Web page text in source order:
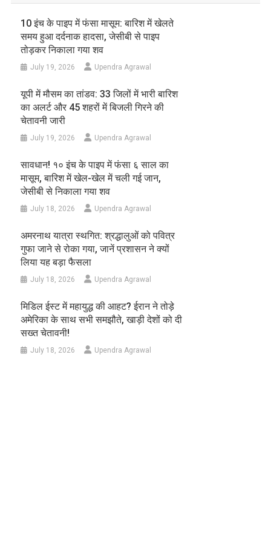
10 इंच के पाइप में फंसा मासूम: बारिश में खेलते
समय हुआ दर्दनाक हादसा, जेसीबी से पाइप
तोड़कर निकाला गया शव
July 19, 2026 Upendra Agrawal
यूपी में मौसम का तांडव: 33 जिलों में भारी बारिश
का अलर्ट और 45 शहरों में बिजली गिरने की
चेतावनी जारी
July 19, 2026 Upendra Agrawal
सावधान! १० इंच के पाइप में फंसा ६ साल का
मासूम, बारिश में खेल-खेल में चली गई जान,
जेसीबी से निकाला गया शव
July 18, 2026 Upendra Agrawal
अमरनाथ यात्रा स्थगित: श्रद्धालुओं को पवित्र
गुफा जाने से रोका गया, जानें प्रशासन ने क्यों
लिया यह बड़ा फैसला
July 18, 2026 Upendra Agrawal
मिडिल ईस्ट में महायुद्ध की आहट? ईरान ने तोड़े
अमेरिका के साथ सभी समझौते, खाड़ी देशों को दी
सख्त चेतावनी!
July 18, 2026 Upendra Agrawal